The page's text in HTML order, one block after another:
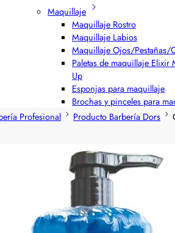
Maquillaje
Maquillaje Rostro
Maquillaje Labios
Maquillaje Ojos/Pestañas/
Paletas de maquillaje Elixir
Up
Esponjas para maquillaje
Brochas y pinceles para
Profesional Producto Barbería Dors